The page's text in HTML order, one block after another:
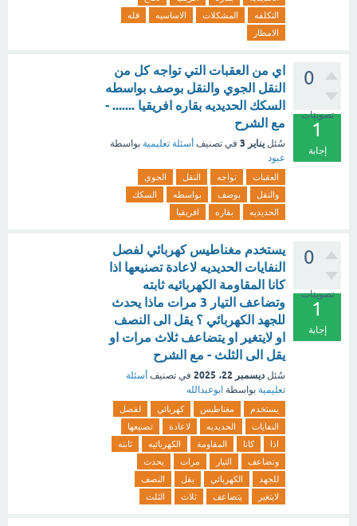
التكلفه
المشكلات الاساسيه
قله
الامطار
0
تصويتات
1
إجابة
اي من العقبات التي تواجه كل من
النقل الجوي والنقل بوصف بواسطه
السكك الحديديه بقاره افريقيا ....... -
مع الشرح
سُئل يناير 3 في تصنيف أسئلة تعليمية بواسطة
عبود
العقبات تواجه النقل
الجوي
والنقل
بوصف بواسطه
السكك
الحديديه
بقاره افريقيا
0
تصويتات
1
إجابة
يستخدم مغناطيس كهربائي لفصل
النفايات الحديديه لاعادة تصنيعها اذا
كانا المقاومة الكهربائيه ثابته
وتضاعف التيار 3 مرات ماذا يحدث
للجهد الكهربائي ؟ يقل الى النصف
او لايتغير او يتضاعف ثلاث مرات او
يقل الى الثلث - مع الشرح
سُئل ديسمبر 22، 2025 في تصنيف أسئلة
تعليمية بواسطة ابوعبدالله
يستخدم مغناطيس كهربائي
لفصل
النفايات
الحديديه لاعادة
تصنيعها
اذا
كانا المقاومة الكهربائيه
ثابته
وتضاعف
التيار مرات
يحدث
للجهد
الكهربائي يقل
النصف
لايتغير
يتضاعف ثلاث الثلث